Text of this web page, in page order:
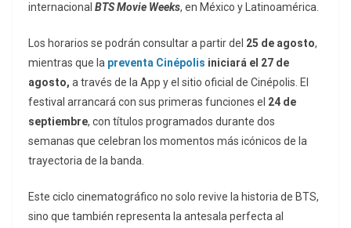
internacional BTS Movie Weeks, en México y Latinoamérica.
Los horarios se podrán consultar a partir del 25 de agosto,
mientras que la preventa Cinépolis iniciará el 27 de
agosto, a través de la App y el sitio oficial de Cinépolis. El
festival arrancará con sus primeras funciones el 24 de
septiembre, con títulos programados durante dos
semanas que celebran los momentos más icónicos de la
trayectoria de la banda.
Este ciclo cinematográfico no solo revive la historia de BTS,
sino que también representa la antesala perfecta al